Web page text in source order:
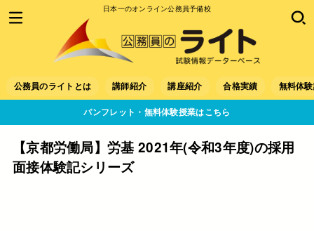
日本一のオンライン公務員予備校
公務員のライトとは 講師紹介 講座紹介 合格実績 無料体
パンフレット・無料体験授業はこちら
【京都労働局】労基 2021年(令和3年度)の採用
面接体験記シリーズ